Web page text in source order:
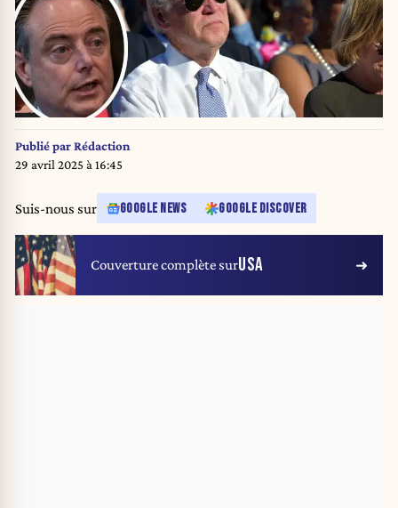
Publié parRédaction
29 avril 2025 à 16:45
Suis-nous sur GOOGLE NEWS GOOGLE DISCOVER
Couverture complète surUSA